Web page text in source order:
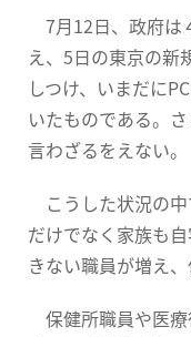
7月12日、政府は
え、5日の東京の新
しつけ、いまだに
いたものである。
言わざるをえない。
こうした状況の
だけでなく家族も
きない職員が増え
保健所職員や医